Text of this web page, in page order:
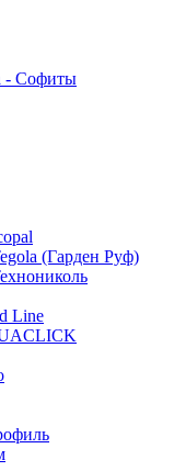
- Софиты
(Гарден Руф)
Line